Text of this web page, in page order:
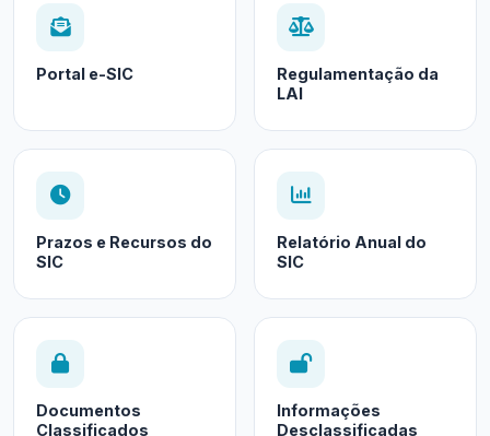
Portal e-SIC
Regulamentação da
LAI
Prazos e Recursos do
SIC
Relatório Anual do
SIC
Documentos
Classificados
Informações
Desclassificadas